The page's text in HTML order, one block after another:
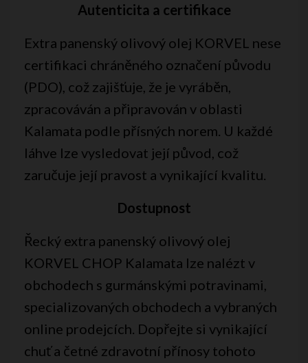
Autenticita a certifikace
Extra panenský olivový olej KORVEL nese
certifikaci chráněného označení původu
(PDO), což zajišťuje, že je vyráběn,
zpracováván a připravován v oblasti
Kalamata podle přísných norem. U každé
láhve lze vysledovat její původ, což
zaručuje její pravost a vynikající kvalitu.
Dostupnost
Řecký extra panenský olivový olej
KORVEL CHOP Kalamata lze nalézt v
obchodech s gurmánskými potravinami,
specializovaných obchodech a vybraných
online prodejcích. Dopřejte si vynikající
chuť a četné zdravotní přínosy tohoto